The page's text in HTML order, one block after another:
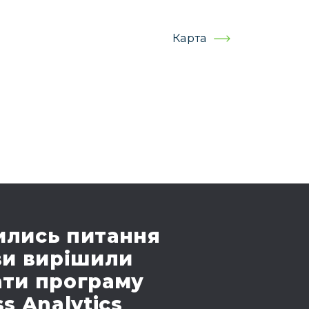
Карта
питання
вирішили
програму
Analytics